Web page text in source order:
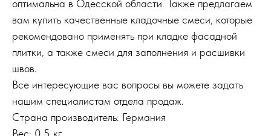
оптимальна в Одесской области. Также предлагаем
вам купить качественные кладочные смеси, которые
рекомендовано применять при кладке фасадной
плитки, а также смеси для заполнения и расшивки
швов.
Все интересующие вас вопросы вы можете задать
нашим специалистам отдела продаж.
Страна производитель: Германия
Вес: 0,5 кг.